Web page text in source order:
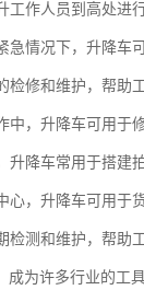
工作人员到高处进
急情况下，升降车
检修和维护，帮助
中，升降车可用于
升降车常用于搭建
心，升降车可用于
检测和维护，帮助
为许多行业的工具